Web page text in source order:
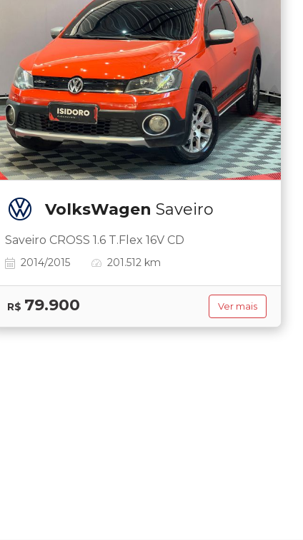
VolksWagen Saveiro
Saveiro CROSS 1.6 T.Flex 16V CD
2014/2015 201.512 km
R$ 79.900 Ver mais